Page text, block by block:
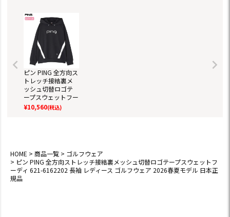
ピン PING 全方向ス
トレッチ接結裏メ
ッシュ切替ロゴテ
ープスウェットフー
ディ 621-6162202
長袖 レディース ゴ
¥10,560(税込)
HOME 商品一覧
ゴルフウェア
ピン PING 全方向ストレッチ接結裏メッシュ切替ロゴテープスウェットフ
ーディ 621-6162202 長袖 レディース ゴルフウェア 2026春夏モデル 日本正
規品